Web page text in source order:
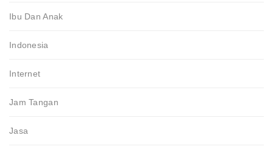
Ibu Dan Anak
Indonesia
Internet
Jam Tangan
Jasa